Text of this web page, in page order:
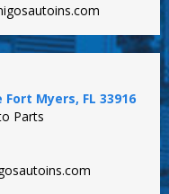
Myers, FL 33916
Parts